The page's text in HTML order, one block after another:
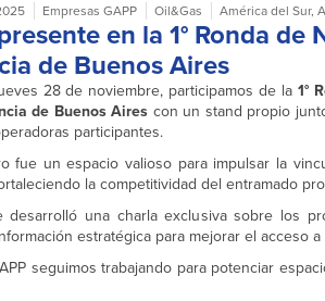
Empresas GAPP Oil&Gas América del Sur,
en la 1° Ronda
de Buenos Aires
28 de noviembre, participamos de la 1°
de Buenos Aires con un stand propio
participantes.
fue un espacio valioso para impulsar la
la competitividad del entramado
desarrolló una charla exclusiva sobre los
estratégica para mejorar el acceso
seguimos trabajando para potenciar